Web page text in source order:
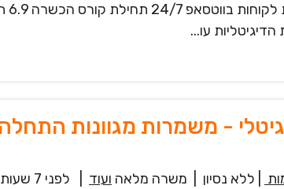
- משמרות מגוונות
ללא נסיון משרה מלאה ועוד לפני 7 שעות